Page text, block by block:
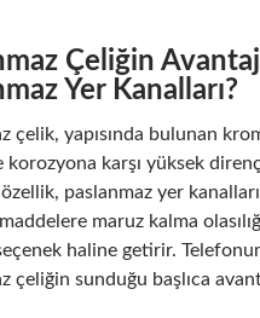
Çeliğin
Yer Kanalları?
çelik, yapısında bulunan
korozyona karşı yüksek
paslanmaz yer
maruz kalma
haline getirir.
çeliğin sunduğu başlıca